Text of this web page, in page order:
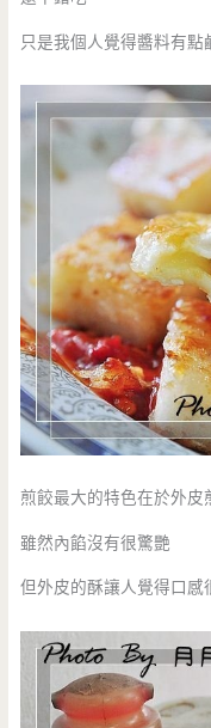
只是我個人覺得醬料有點
煎餃最大的特色在於外皮
雖然內餡沒有很驚艷
但外皮的酥讓人覺得口感